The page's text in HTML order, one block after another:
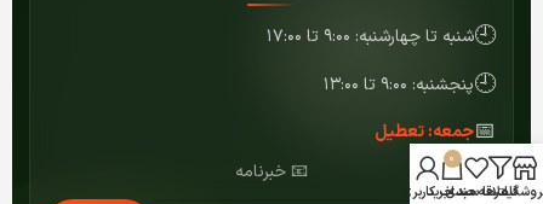
🕘شنبه تا چهارشنبه: ۹:۰۰ تا ۱۷:۰۰
🕘پنجشنبه: ۹:۰۰ تا ۱۳:۰۰
📅جمعه: تعطیل
📧 خبرنامه
فیلترها
علاقه مندی
0
سبد خرید
حساب کاربری من